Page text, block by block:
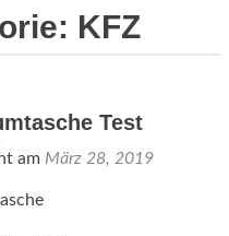
KFZ
Test
am März 28, 2019